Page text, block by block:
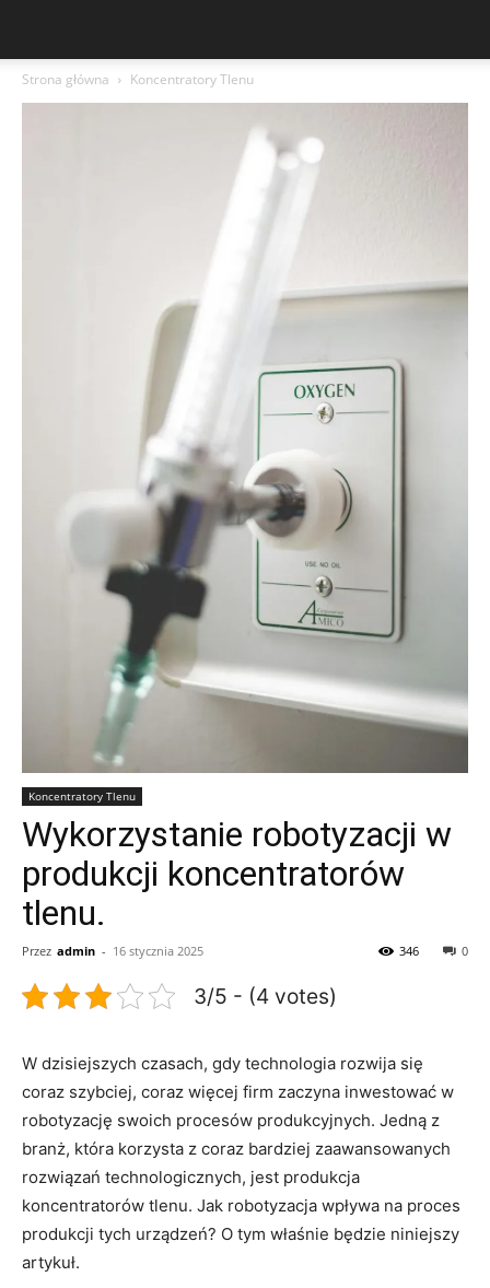
Strona główna Koncentratory Tlenu
Koncentratory Tlenu
Wykorzystanie robotyzacji w
produkcji koncentratorów
tlenu.
Przez admin - 16 stycznia 2025 0
346
3/5 - (4 votes)
W dzisiejszych ​czasach, ⁢gdy technologia​ rozwija ‌się
coraz‌ szybciej, coraz więcej firm ⁣zaczyna ⁢inwestować⁢ w
robotyzację swoich procesów produkcyjnych. Jedną ⁣z
branż, która ⁢korzysta z‌ coraz bardziej⁣ zaawansowanych⁤
rozwiązań ​technologicznych, jest produkcja
koncentratorów tlenu. Jak robotyzacja⁢ wpływa na ‌proces
produkcji tych ⁤urządzeń? O tym‍ właśnie będzie niniejszy
artykuł.